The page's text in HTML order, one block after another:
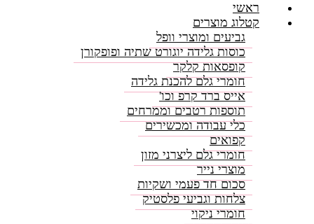
ראשי
קטלוג מוצרים
גביעים ומוצרי וופל
כוסות גלידה יוגורט שתיה ופופקורן
קופסאות קלקר
חומרי גלם להכנת גלידה
אייס ברד קרפ וכו'
תוספות רטבים וממרחים
כלי עבודה ומכשירים
קפואים
חומרי גלם ליצרני מזון
מוצרי נייר
סכום חד פעמי ושקיות
צלחות וגביעי פלסטיק
חומרי ניקוי